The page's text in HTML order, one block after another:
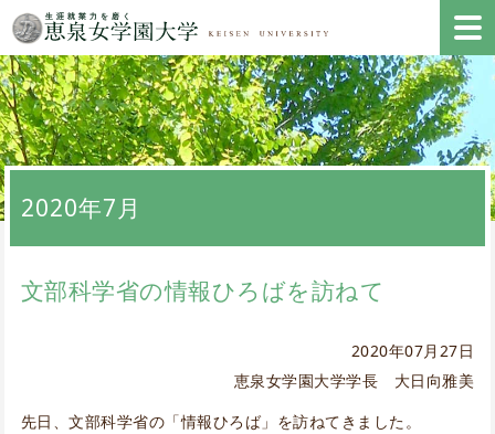
2020年7月
文部科学省の情報ひろばを訪ねて
2020年07月27日
恵泉女学園大学学長 大日向雅美
先日、文部科学省の「情報ひろば」を訪ねてきました。